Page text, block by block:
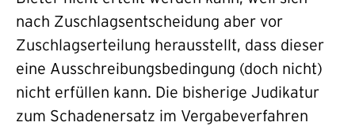
nach Zuschlagsentscheidung aber vor
Zuschlagserteilung herausstellt, dass dieser
eine Ausschreibungsbedingung (doch nicht)
nicht erfüllen kann. Die bisherige Judikatur
zum Schadenersatz im Vergabeverfahren